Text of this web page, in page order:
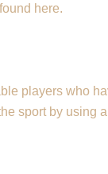
here.
players who
sport by using